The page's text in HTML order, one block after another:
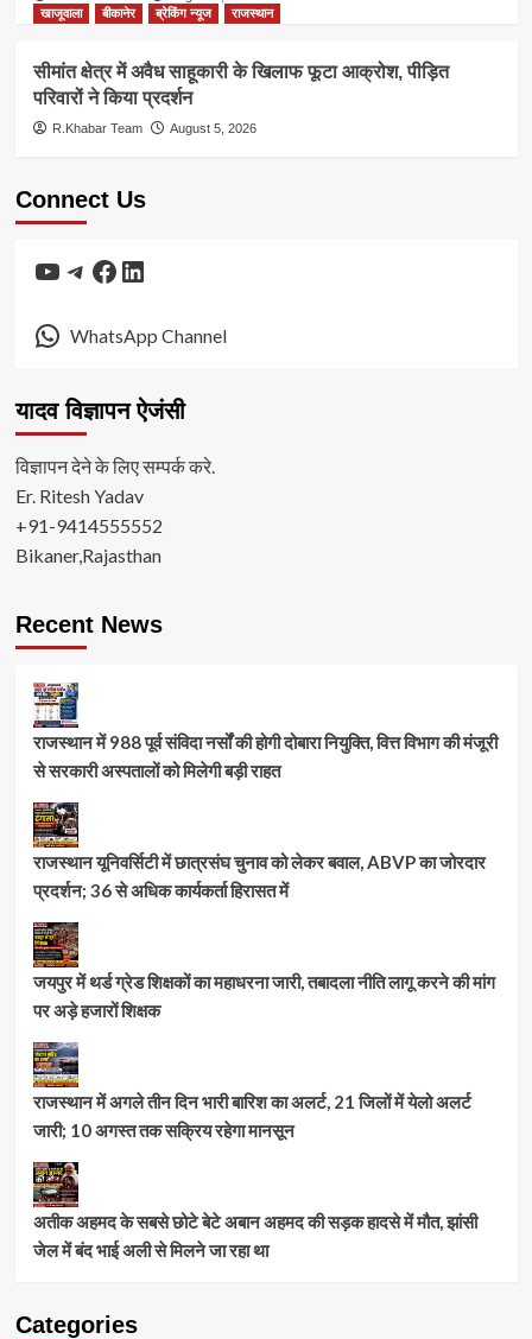
खाजूवाला
बीकानेर ब्रेकिंग न्यूज राजस्थान
सीमांत क्षेत्र में अवैध साहूकारी के खिलाफ फूटा आक्रोश, पीड़ित
परिवारों ने किया प्रदर्शन
R.Khabar Team August 5, 2026
Connect Us
YouTube
Telegram
Facebook
LinkedIn
WhatsApp Channel
यादव विज्ञापन ऐजंसी
विज्ञापन देने के लिए सम्पर्क करे.
Er. Ritesh Yadav
+91-9414555552
Bikaner,Rajasthan
Recent News
राजस्थान में 988 पूर्व संविदा नर्सों की होगी दोबारा नियुक्ति, वित्त विभाग की मंजूरी
से सरकारी अस्पतालों को मिलेगी बड़ी राहत
राजस्थान यूनिवर्सिटी में छात्रसंघ चुनाव को लेकर बवाल, ABVP का जोरदार
प्रदर्शन; 36 से अधिक कार्यकर्ता हिरासत में
जयपुर में थर्ड ग्रेड शिक्षकों का महाधरना जारी, तबादला नीति लागू करने की मांग
पर अड़े हजारों शिक्षक
राजस्थान में अगले तीन दिन भारी बारिश का अलर्ट, 21 जिलों में येलो अलर्ट
जारी; 10 अगस्त तक सक्रिय रहेगा मानसून
अतीक अहमद के सबसे छोटे बेटे अबान अहमद की सड़क हादसे में मौत, झांसी
जेल में बंद भाई अली से मिलने जा रहा था
Categories